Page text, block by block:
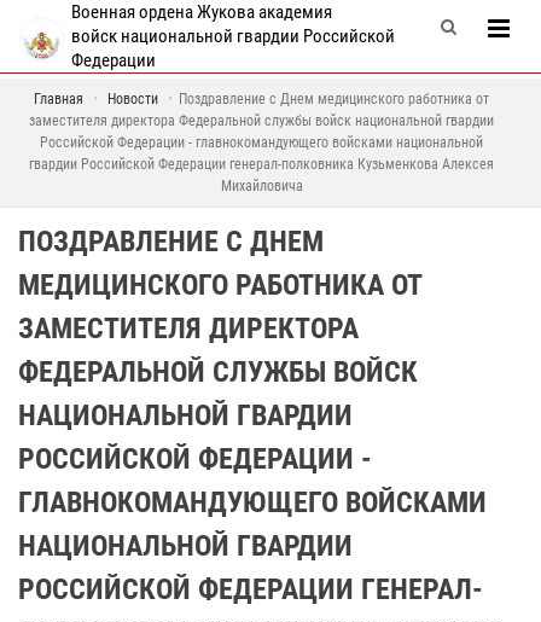
Военная ордена Жукова академия
войск национальной гвардии Российской
Федерации
Главная Новости
Поздравление с Днем медицинского работника от
заместителя директора Федеральной службы войск национальной гвардии
Российской Федерации - главнокомандующего войсками национальной
гвардии Российской Федерации генерал-полковника Кузьменкова Алексея
Михайловича
ПОЗДРАВЛЕНИЕ С ДНЕМ
МЕДИЦИНСКОГО РАБОТНИКА ОТ
ЗАМЕСТИТЕЛЯ ДИРЕКТОРА
ФЕДЕРАЛЬНОЙ СЛУЖБЫ ВОЙСК
НАЦИОНАЛЬНОЙ ГВАРДИИ
РОССИЙСКОЙ ФЕДЕРАЦИИ -
ГЛАВНОКОМАНДУЮЩЕГО ВОЙСКАМИ
НАЦИОНАЛЬНОЙ ГВАРДИИ
РОССИЙСКОЙ ФЕДЕРАЦИИ ГЕНЕРАЛ-